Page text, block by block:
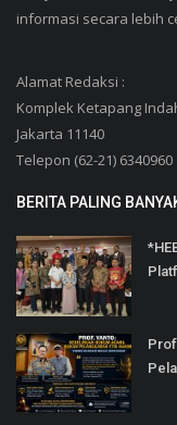
informasi secara lebih
Alamat Redaksi :
Komplek Ketapang
Jakarta 11140
Telepon (62-21) 6340960
BERITA PALING